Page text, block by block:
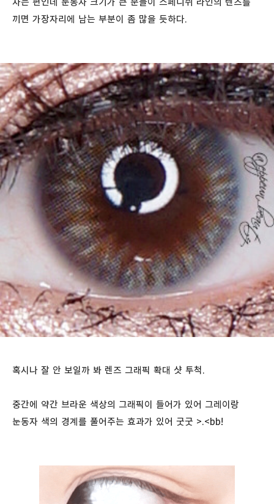
끼면 가장자리에 남는 부분이 좀 많을 듯하다.
혹시나 잘 안 보일까 봐 렌즈 그래픽 확대 샷 투척.
중간에 약간 브라운 색상의 그래픽이 들어가 있어 그레이랑
눈동자 색의 경계를 풀어주는 효과가 있어 굿굿 >.<bb!